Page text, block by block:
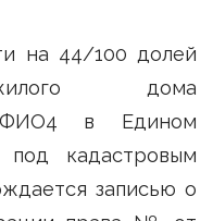
на 44/100 долей
дома
ФИО4 в Едином
под кадастровым
записью о